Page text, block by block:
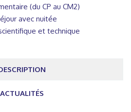
(du CP au CM2)
avec nuitée
et technique
ACTUALITÉS